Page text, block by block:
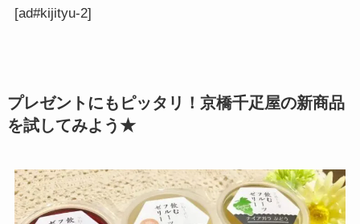
[ad#kijityu-2]
プレゼントにもピッタリ！京橋千疋屋の新商品
を試してみよう★